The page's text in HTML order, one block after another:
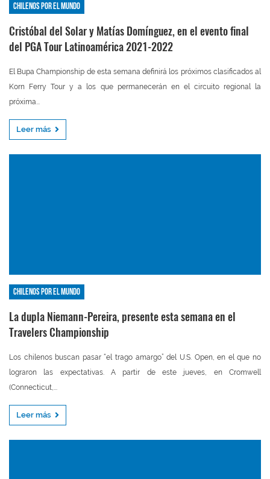
Chilenos por el mundo
Cristóbal del Solar y Matías Domínguez, en el evento final
del PGA Tour Latinoamérica 2021-2022
El Bupa Championship de esta semana definirá los próximos clasificados al
Korn Ferry Tour y a los que permanecerán en el circuito regional la
próxima...
Leer más
Chilenos por el mundo
La dupla Niemann-Pereira, presente esta semana en el
Travelers Championship
Los chilenos buscan pasar “el trago amargo” del U.S. Open, en el que no
lograron las expectativas. A partir de este jueves, en Cromwell
(Connecticut,...
Leer más